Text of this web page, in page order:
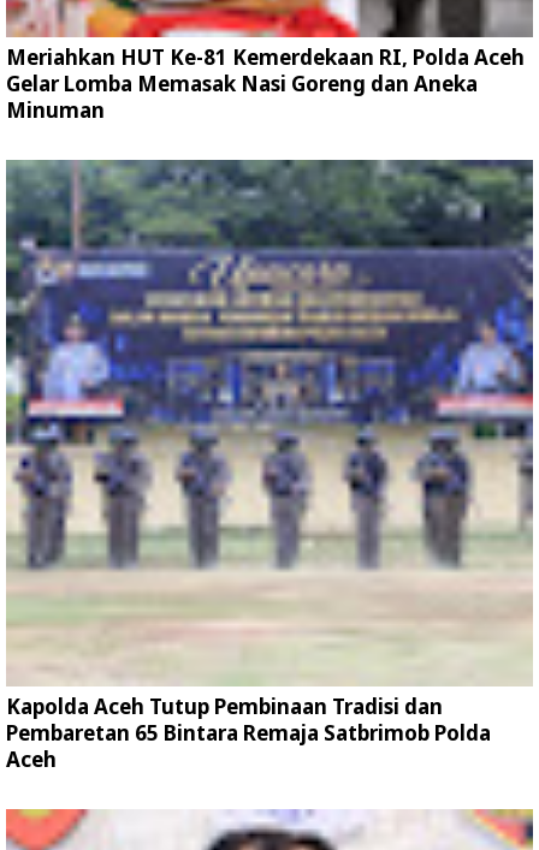
Meriahkan HUT Ke-81 Kemerdekaan RI, Polda Aceh
Gelar Lomba Memasak Nasi Goreng dan Aneka
Minuman
Kapolda Aceh Tutup Pembinaan Tradisi dan
Pembaretan 65 Bintara Remaja Satbrimob Polda
Aceh